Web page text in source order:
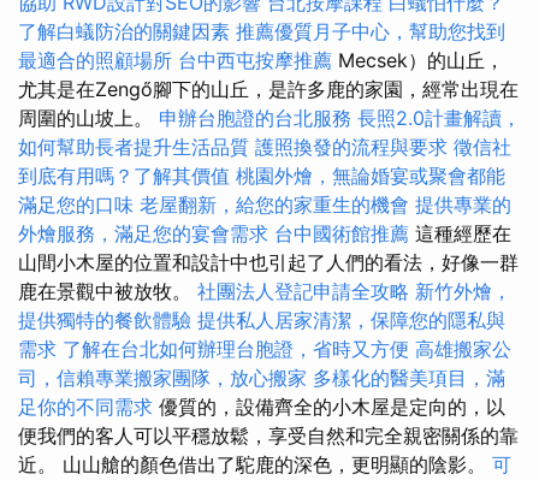
了解白蟻防治的關鍵因素 推薦優質月子中心，幫助您找到
最適合的照顧場所 台中西屯按摩推薦 Mecsek）的山丘，
尤其是在Zengő腳下的山丘，是許多鹿的家園，經常出現在
周圍的山坡上。 申辦台胞證的台北服務 長照2.0計畫解讀，
如何幫助長者提升生活品質 護照換發的流程與要求 徵信社
到底有用嗎？了解其價值 桃園外燴，無論婚宴或聚會都能
滿足您的口味 老屋翻新，給您的家重生的機會 提供專業的
外燴服務，滿足您的宴會需求 台中國術館推薦 這種經歷在
山間小木屋的位置和設計中也引起了人們的看法，好像一群
鹿在景觀中被放牧。 社團法人登記申請全攻略 新竹外燴，
提供獨特的餐飲體驗 提供私人居家清潔，保障您的隱私與
需求 了解在台北如何辦理台胞證，省時又方便 高雄搬家公
司，信賴專業搬家團隊，放心搬家 多樣化的醫美項目，滿
足你的不同需求 優質的，設備齊全的小木屋是定向的，以
便我們的客人可以平穩放鬆，享受自然和完全親密關係的靠
近。 山山艙的顏色借出了駝鹿的深色，更明顯的陰影。 可